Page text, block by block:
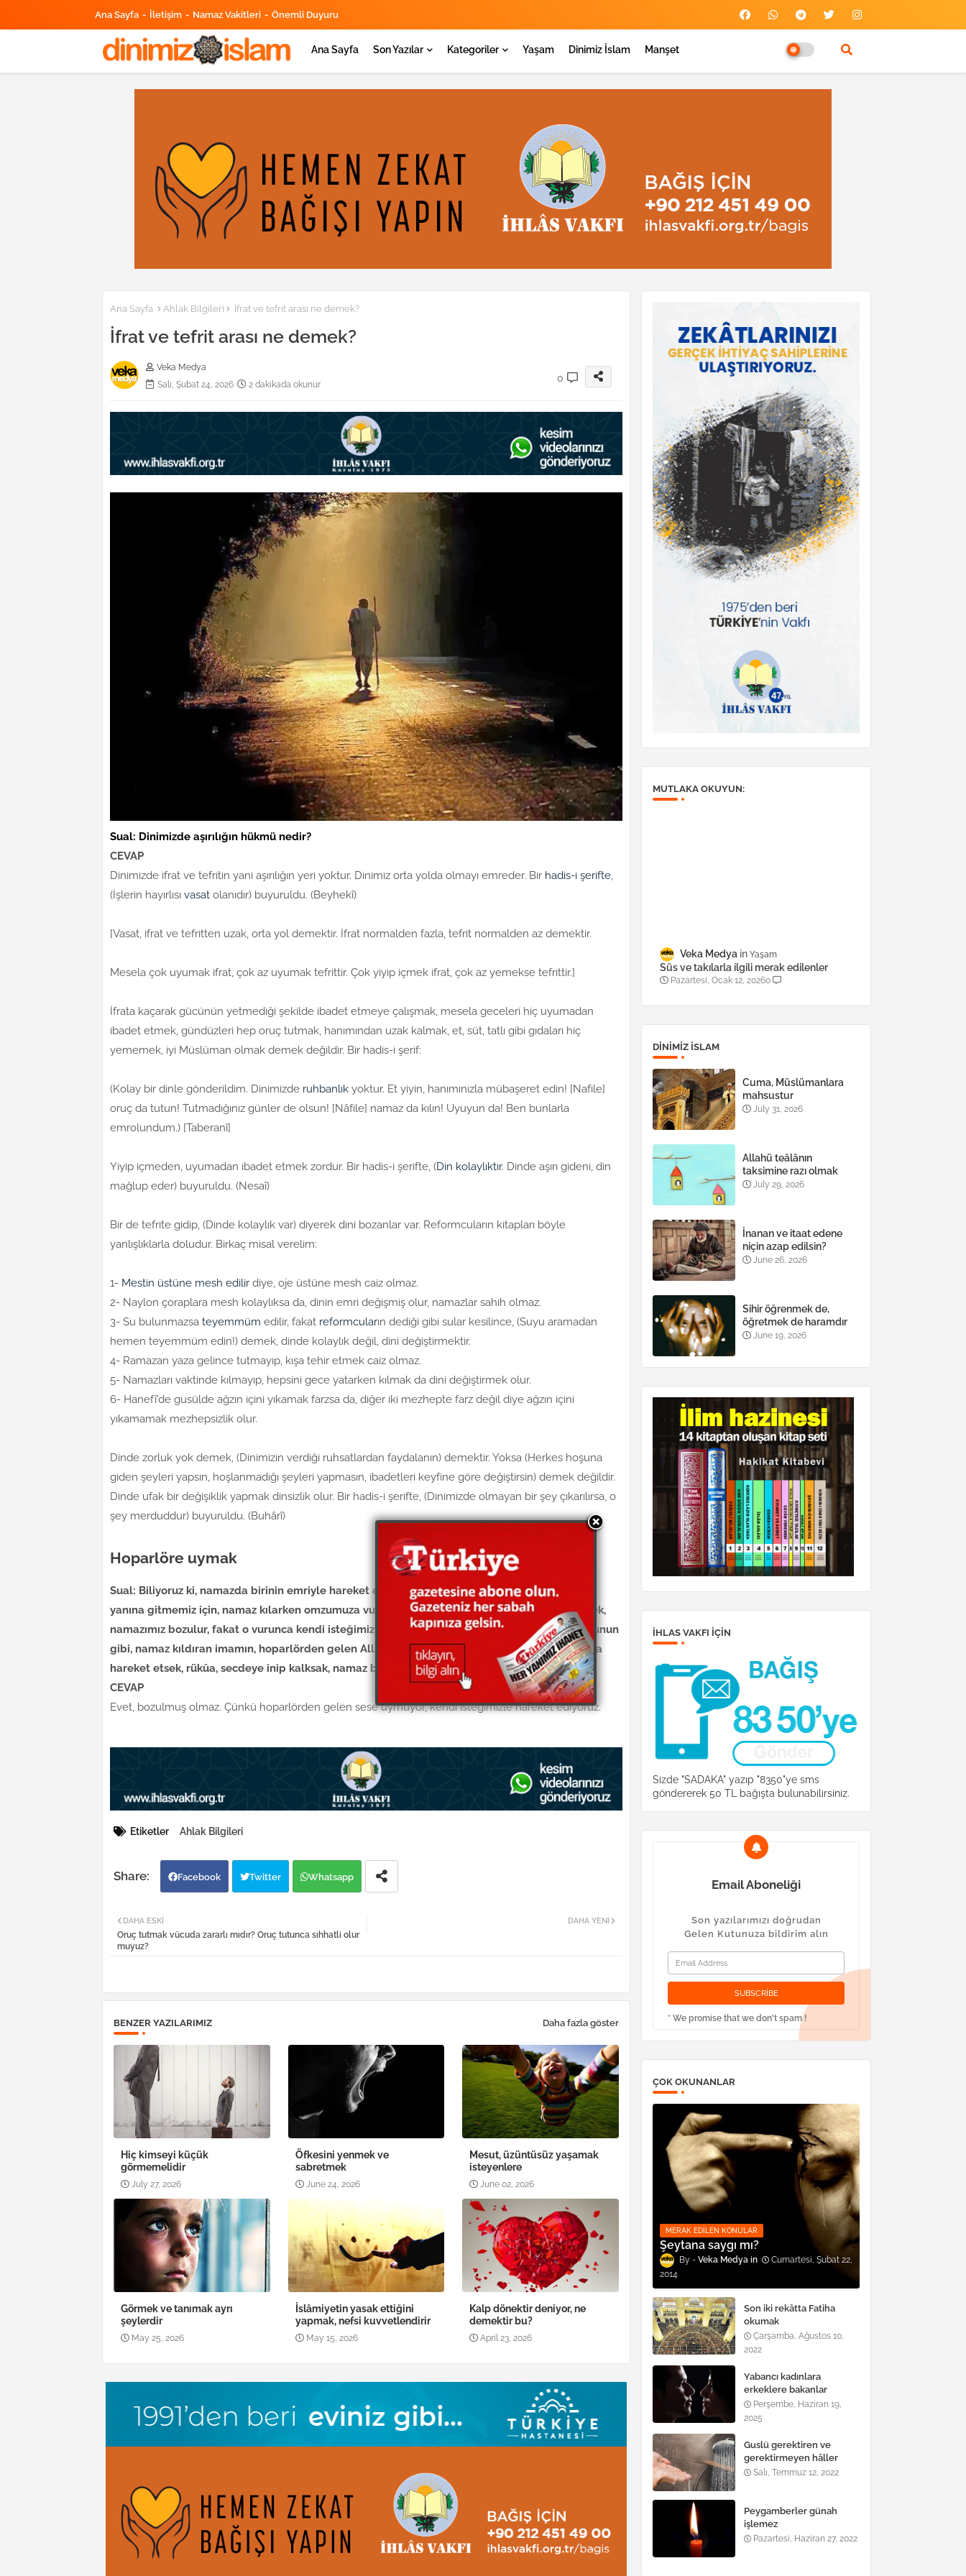
Ana Sayfa İletişim Namaz Vakitleri Önemli Duyuru
Ana Sayfa Son Yazılar Kategoriler Yaşam Dinimiz İslam Manşet
Ana Sayfa Ahlak Bilgileri İfrat ve tefrit arası ne demek?
İfrat ve tefrit arası ne demek?
Veka Medya
Salı, Şubat 24, 2026
2 dakikada okunur
0
Sual: Dinimizde aşırılığın hükmü nedir?
CEVAP
Dinimizde ifrat ve tefritin yani aşırılığın yeri yoktur. Dinimiz orta yolda olmayı emreder. Bir hadis-i şerifte,
(İşlerin hayırlısı vasat olanıdır) buyuruldu. (Beyhekî)
[Vasat, ifrat ve tefritten uzak, orta yol demektir. İfrat normalden fazla, tefrit normalden az demektir.
Mesela çok uyumak ifrat, çok az uyumak tefrittir. Çok yiyip içmek ifrat, çok az yemekse tefrittir.]
İfrata kaçarak gücünün yetmediği şekilde ibadet etmeye çalışmak, mesela geceleri hiç uyumadan
ibadet etmek, gündüzleri hep oruç tutmak, hanımından uzak kalmak, et, süt, tatlı gibi gıdaları hiç
yememek, iyi Müslüman olmak demek değildir. Bir hadis-i şerif:
(Kolay bir dinle gönderildim. Dinimizde ruhbanlık yoktur. Et yiyin, hanımınızla mübaşeret edin! [Nafile]
oruç da tutun! Tutmadığınız günler de olsun! [Nâfile] namaz da kılın! Uyuyun da! Ben bunlarla
emrolundum.) [Taberanî]
Yiyip içmeden, uyumadan ibadet etmek zordur. Bir hadis-i şerifte, (Din kolaylıktır. Dinde aşırı gideni, din
mağlup eder) buyuruldu. (Nesaî)
Bir de tefrite gidip, (Dinde kolaylık var) diyerek dini bozanlar var. Reformcuların kitapları böyle
yanlışlıklarla doludur. Birkaç misal verelim:
1- Mestin üstüne mesh edilir diye, oje üstüne mesh caiz olmaz.
2- Naylon çoraplara mesh kolaylıksa da, dinin emri değişmiş olur, namazlar sahih olmaz.
3- Su bulunmazsa teyemmüm edilir, fakat reformcuların dediği gibi sular kesilince, (Suyu aramadan
hemen teyemmüm edin!) demek, dinde kolaylık değil, dini değiştirmektir.
4- Ramazan yaza gelince tutmayıp, kışa tehir etmek caiz olmaz.
5- Namazları vaktinde kılmayıp, hepsini gece yatarken kılmak da dini değiştirmek olur.
6- Hanefî’de gusülde ağzın içini yıkamak farzsa da, diğer iki mezhepte farz değil diye ağzın içini
yıkamamak mezhepsizlik olur.
Dinde zorluk yok demek, (Dinimizin verdiği ruhsatlardan faydalanın) demektir. Yoksa (Herkes hoşuna
giden şeyleri yapsın, hoşlanmadığı şeyleri yapmasın, ibadetleri keyfine göre değiştirsin) demek değildir.
Dinde ufak bir değişiklik yapmak dinsizlik olur. Bir hadis-i şerifte, (Dinimizde olmayan bir şey çıkarılırsa, o
şey merduddur) buyuruldu. (Buhârî)
Hoparlöre uymak
Sual: Biliyoruz ki, namazda birinin emriyle hareket etmek namazı bozar. Mesela bir kişi, arkaya
yanına gitmemiz için, namaz kılarken omzumuza vursa, biz onun emrine uyarak arkaya gidersek,
namazımız bozulur, fakat o vurunca kendi isteğimizle gidersek, namazımız bozulmuş olmaz. Bunun
gibi, namaz kıldıran imamın, hoparlörden gelen Allahü ekber sesiyle değil de, kendi arzumuzla
hareket etsek, rükûa, secdeye inip kalksak, namaz bozulmuş olmaz değil mi?
CEVAP
Evet, bozulmuş olmaz. Çünkü hoparlörden gelen sese uymuyor, kendi isteğimizle hareket ediyoruz.
Etiketler Ahlak Bilgileri
Facebook Twitter Whatsapp
DAHA YENI
DAHA ESKI
Oruç tutmak vücuda zararlı mıdır? Oruç tutunca sıhhatli olur
muyuz?
BENZER YAZILARIMIZ Daha fazla göster
Hiç kimseyi küçük
görmemelidir
July 27, 2026
Öfkesini yenmek ve
sabretmek
June 24, 2026
Mesut, üzüntüsüz yaşamak
isteyenlere
June 02, 2026
Görmek ve tanımak ayrı
şeylerdir
May 25, 2026
İslâmiyetin yasak ettiğini
yapmak, nefsi kuvvetlendirir
May 15, 2026
Kalp dönektir deniyor, ne
demektir bu?
April 23, 2026
MUTLAKA OKUYUN:
Veka Medya Yaşam
Süs ve takılarla ilgili merak edilenler
Pazartesi, Ocak 12, 20260
DINIMIZ ISLAM
Cuma, Müslümanlara
mahsustur
July 31, 2026
Allahü teâlânın
taksimine razı olmak
July 29, 2026
İnanan ve itaat edene
niçin azap edilsin?
June 26, 2026
Sihir öğrenmek de,
öğretmek de haramdır
June 19, 2026
İHLAS VAKFI IÇIN
Sizde "SADAKA" yazıp "8350"ye sms
göndererek 50 TL bağışta bulunabilirsiniz.
Email Aboneliği
Son yazılarımızı doğrudan
Gelen Kutunuza bildirim alın
* We promise that we don't spam !
ÇOK OKUNANLAR
MERAK EDILEN KONULAR
Şeytana saygı mı?
Veka Medya
Cumartesi, Şubat 22,
2014
Son iki rekâtta Fatiha
okumak
Çarşamba, Ağustos 10,
2022
Yabancı kadınlara
erkeklere bakanlar
Perşembe, Haziran 19,
2025
Guslü gerektiren ve
gerektirmeyen hâller
nelerdir?
Salı, Temmuz 12, 2022
Peygamberler günah
işlemez
Pazartesi, Haziran 27, 2022